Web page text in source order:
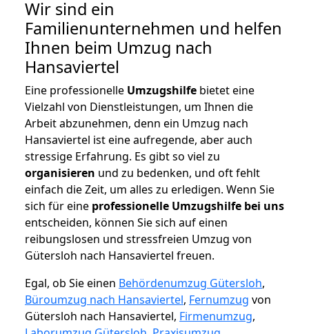
Wir sind ein
Familienunternehmen und helfen
Ihnen beim Umzug nach
Hansaviertel
Eine professionelle Umzugshilfe bietet eine
Vielzahl von Dienstleistungen, um Ihnen die
Arbeit abzunehmen, denn ein Umzug nach
Hansaviertel ist eine aufregende, aber auch
stressige Erfahrung. Es gibt so viel zu
organisieren und zu bedenken, und oft fehlt
einfach die Zeit, um alles zu erledigen. Wenn Sie
sich für eine professionelle Umzugshilfe bei uns
entscheiden, können Sie sich auf einen
reibungslosen und stressfreien Umzug von
Gütersloh nach Hansaviertel freuen.
Egal, ob Sie einen Behördenumzug Gütersloh,
Büroumzug nach Hansaviertel, Fernumzug von
Gütersloh nach Hansaviertel, Firmenumzug,